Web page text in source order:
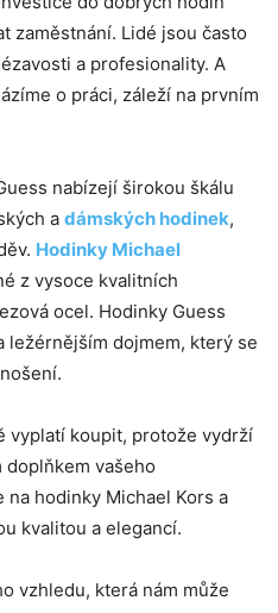
zaměstnání. Lidé jsou často
a profesionality. A
o práci, záleží na prvním
nabízejí širokou škálu
a dámských hodinek,
Hodinky Michael
z vysoce kvalitních
ocel. Hodinky Guess
ležérnějším dojmem, který se
vyplatí koupit, protože vydrží
doplňkem vašeho
hodinky Michael Kors a
kvalitou a elegancí.
vzhledu, která nám může